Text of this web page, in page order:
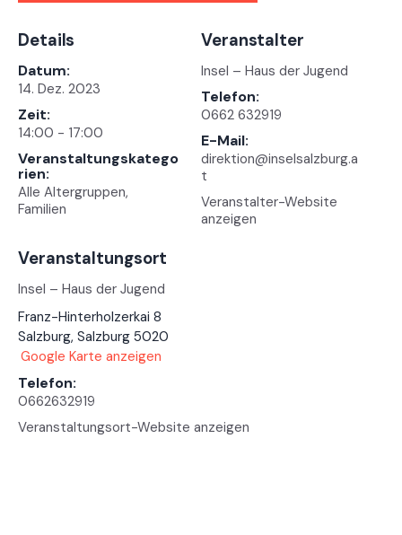
Details
Datum:
14. Dez. 2023
Zeit:
14:00 - 17:00
Veranstaltungskatego
rien:
Alle Altergruppen,
Familien
Veranstalter
Insel – Haus der Jugend
Telefon:
0662 632919
E-Mail:
direktion@inselsalzburg.a
t
Veranstalter-Website
anzeigen
Veranstaltungsort
Insel – Haus der Jugend
Franz-Hinterholzerkai 8
Salzburg, Salzburg 5020
Google Karte anzeigen
Telefon:
0662632919
Veranstaltungsort-Website anzeigen